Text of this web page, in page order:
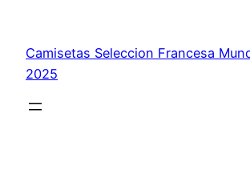
contenido
Camisetas Seleccion Francesa
2025